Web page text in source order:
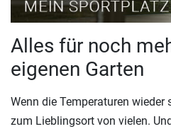
Alles für noch
eigenen Garten
Wenn die Temperaturen wieder
zum Lieblingsort von vielen.